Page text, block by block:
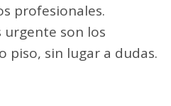
profesionales.
urgente son los
piso, sin lugar a dudas.